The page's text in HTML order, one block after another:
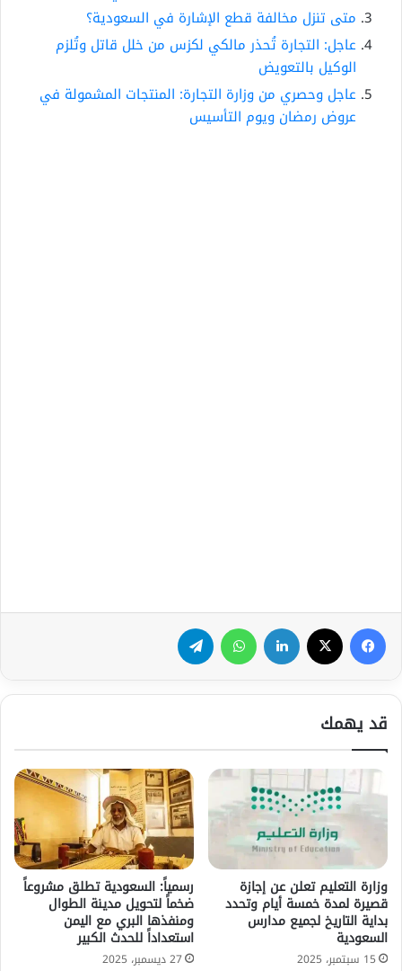
متى تنزل مخالفة قطع الإشارة في السعودية؟
عاجل: التجارة تُحذر مالكي لكزس من خلل قاتل وتُلزم
الوكيل بالتعويض
عاجل وحصري من وزارة التجارة: المنتجات المشمولة في
عروض رمضان ويوم التأسيس
فيسبوك لينكدإن واتساب
قد يهمك
وزارة التعليم تعلن عن إجازة
قصيرة لمدة خمسة أيام وتحدد
بداية التاريخ لجميع مدارس
السعودية
15 سبتمبر، 2025
رسمياً: السعودية تطلق مشروعاً
ضخماً لتحويل مدينة الطوال
ومنفذها البري مع اليمن
استعداداً للحدث الكبير
27 ديسمبر، 2025